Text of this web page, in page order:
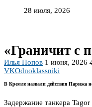
28 июля, 2026
«Граничит с
Илья Попов 1 июня, 2026
VKOdnoklassniki
В Кремле назвали действия Парижа
Задержание танкера